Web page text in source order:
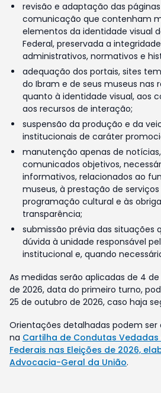
revisão e adaptação das
comunicação que contenham
elementos da identidade visual
Federal, preservada a
administrativos, normativos e
adequação dos portais, sites
do Ibram e de seus museus nas
quanto à identidade visual, aos
aos recursos de interação;
suspensão da produção e da
institucionais de caráter
manutenção apenas de
comunicados objetivos,
informativos, relacionados ao
museus, à prestação de serviços
programação cultural e às
transparência;
submissão prévia das situações
dúvida à unidade responsável
institucional e, quando
As medidas serão aplicadas de 4
de 2026, data do primeiro turno,
25 de outubro de 2026, caso haja
Orientações detalhadas podem ser
na Cartilha de Condutas Vedadas
Federais nas Eleições de 2026,
Advocacia-Geral da União.